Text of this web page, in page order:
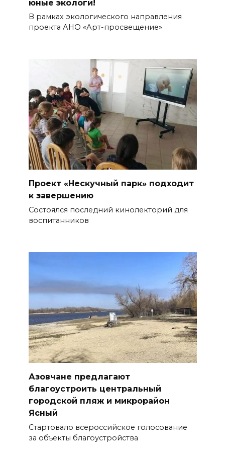
юные экологи!
В рамках экологического направления
проекта АНО «Арт-просвещение»
Проект «Нескучный парк» подходит
к завершению
Состоялся последний кинолекторий для
воспитанников
Азовчане предлагают
благоустроить центральный
городской пляж и микрорайон
Ясный
Стартовало всероссийское голосование
за объекты благоустройства